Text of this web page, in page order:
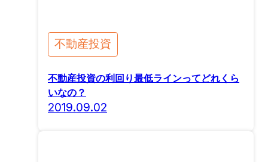
不動産投資
不動産投資の利回り最低ラインってどれくら
いなの？
2019.09.02